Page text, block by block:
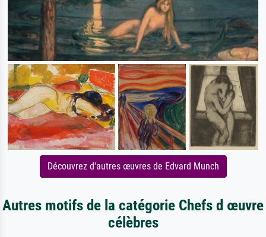
Découvrez d'autres œuvres de Edvard Munch
Autres motifs de la catégorie Chefs d œuvre
célèbres